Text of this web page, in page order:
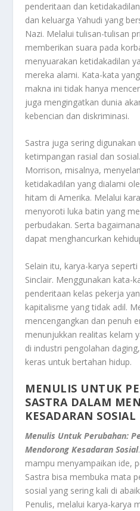
penderitaan dan
dan keluarga Yahudi yang
Nazi. Melalui tulisan-tulisan
memberikan suara pada
menyuarakan ketidakadilan
mereka alami. Kata-kata
makna ini tidak hanya
juga mengingatkan dunia
kebencian dan diskriminasi.
Sastra juga sering
ketimpangan rasial dan
Morrison, misalnya,
ketidakadilan yang dialami
hitam di Amerika. Melalui
menyoroti luka batin yang
perbudakan. Serta
dapat menghancurkan
Selain itu, karya-karya seperti
Sinclair. Menggunakan kata-
penderitaan kelas pekerja
kapitalisme yang tidak adil.
mencengangkan dan penuh
menunjukkan realitas kelam
di industri pengolahan
keras untuk bertahan hidup.
MENULIS UNTUK
SASTRA DALAM
KESADARAN SOSIAL
Menulis Untuk Perubahan:
Mendorong Kesadaran Sosial
mampu menyampaikan ide,
Sastra bisa membuka mata
sosial yang sering kali di
Penulis, melalui karya-karya